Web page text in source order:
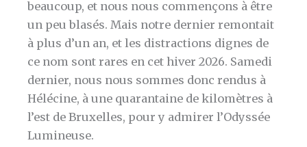
beaucoup, et nous nous commençons à être
un peu blasés. Mais notre dernier remontait
à plus d’un an, et les distractions dignes de
ce nom sont rares en cet hiver 2026. Samedi
dernier, nous nous sommes donc rendus à
Hélécine, à une quarantaine de kilomètres à
l’est de Bruxelles, pour y admirer l’Odyssée
Lumineuse.